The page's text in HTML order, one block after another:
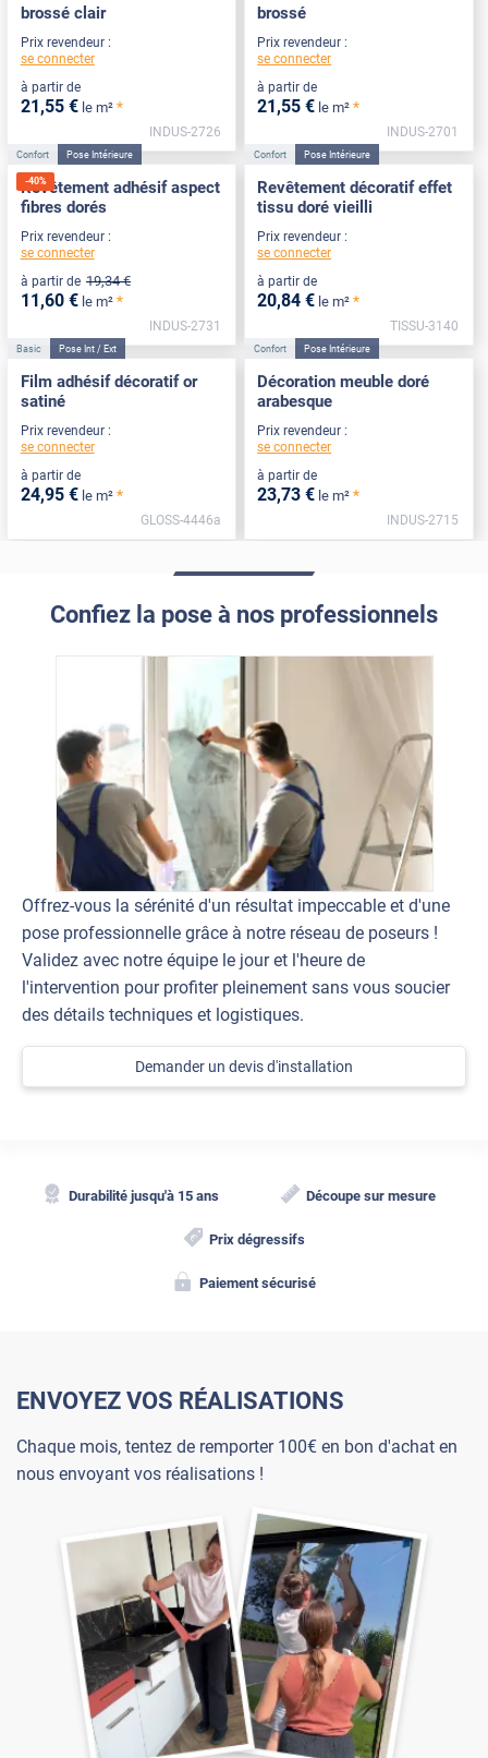
brossé clair
Prix revendeur :
se connecter
à partir de
21,55 € le m² *
INDUS-2726
brossé
Prix revendeur :
se connecter
à partir de
21,55 € le m² *
INDUS-2701
-40%
Confort Pose Intérieure
Revêtement adhésif aspect
fibres dorés
Prix revendeur :
se connecter
à partir de 19,34 €
11,60 € le m² *
INDUS-2731
Confort Pose Intérieure
Revêtement décoratif effet
tissu doré vieilli
Prix revendeur :
se connecter
à partir de
20,84 € le m² *
TISSU-3140
Basic Pose Int / Ext
Film adhésif décoratif or
satiné
Prix revendeur :
se connecter
à partir de
24,95 € le m² *
GLOSS-4446a
Confort Pose Intérieure
Décoration meuble doré
arabesque
Prix revendeur :
se connecter
à partir de
23,73 € le m² *
INDUS-2715
Confiez la pose à nos professionnels
Offrez-vous la sérénité d'un résultat impeccable et d'une
pose professionnelle grâce à notre réseau de poseurs !
Validez avec notre équipe le jour et l'heure de
l'intervention pour profiter pleinement sans vous soucier
des détails techniques et logistiques.
Demander un devis d'installation
Durabilité jusqu'à 15 ans Découpe sur mesure
Prix dégressifs
Paiement sécurisé
ENVOYEZ VOS RÉALISATIONS
Chaque mois, tentez de remporter 100€ en bon d'achat en
nous envoyant vos réalisations !